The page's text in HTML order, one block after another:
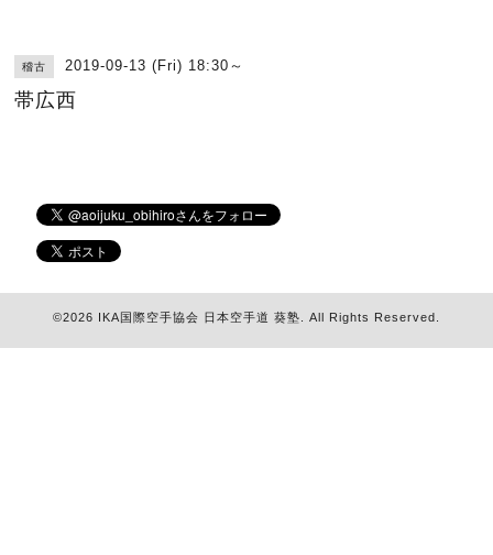
稽古 2019-09-13 (Fri) 18:30～
帯広西
©2026 IKA国際空手協会 日本空手道 葵塾 . All Rights Reserved.